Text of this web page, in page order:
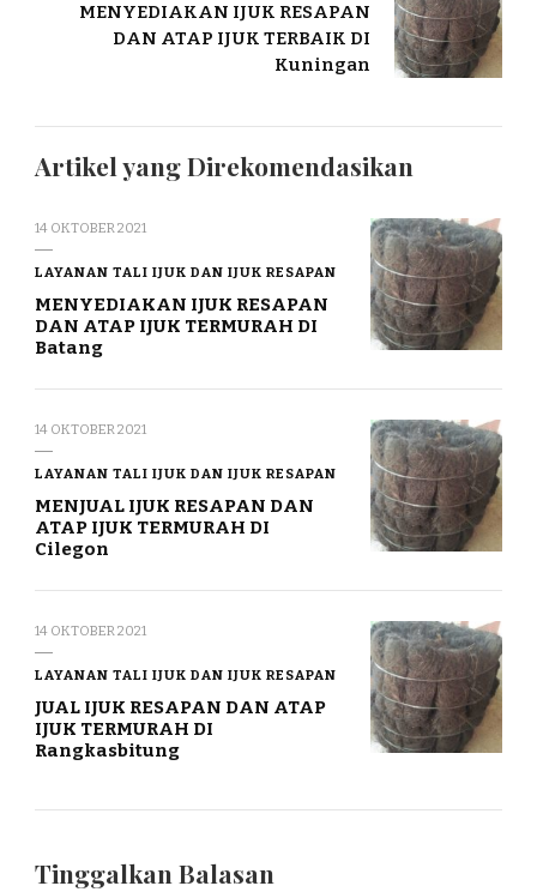
MENYEDIAKAN IJUK RESAPAN
DAN ATAP IJUK TERBAIK DI
Kuningan
Artikel yang Direkomendasikan
14 OKTOBER 2021
LAYANAN TALI IJUK DAN IJUK RESAPAN
MENYEDIAKAN IJUK RESAPAN
DAN ATAP IJUK TERMURAH DI
Batang
14 OKTOBER 2021
LAYANAN TALI IJUK DAN IJUK RESAPAN
MENJUAL IJUK RESAPAN DAN
ATAP IJUK TERMURAH DI
Cilegon
14 OKTOBER 2021
LAYANAN TALI IJUK DAN IJUK RESAPAN
JUAL IJUK RESAPAN DAN ATAP
IJUK TERMURAH DI
Rangkasbitung
Tinggalkan Balasan